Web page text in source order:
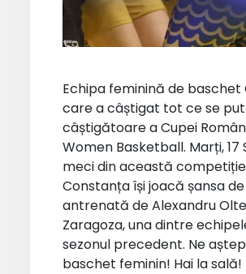
Echipa feminină de baschet
care a câștigat tot ce se
câștigătoare a Cupei
Women Basketball. Marți,
meci din această
Constanța își joacă șansa
antrenată de Alexandru
Zaragoza, una dintre
sezonul precedent. Ne
baschet feminin! Hai la